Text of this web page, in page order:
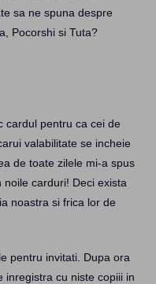
sa ne spuna despre
Pocorshi si Tuta?
cardul pentru ca cei de
valabilitate se incheie
de toate zilele mi-a spus
carduri! Deci exista
noastra si frica lor de
pentru invitati. Dupa ora
inregistra cu niste copiii in